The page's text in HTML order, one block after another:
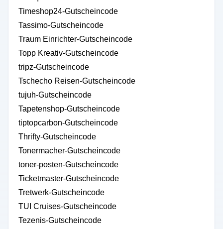
Timeshop24-Gutscheincode
Tassimo-Gutscheincode
Traum Einrichter-Gutscheincode
Topp Kreativ-Gutscheincode
tripz-Gutscheincode
Tschecho Reisen-Gutscheincode
tujuh-Gutscheincode
Tapetenshop-Gutscheincode
tiptopcarbon-Gutscheincode
Thrifty-Gutscheincode
Tonermacher-Gutscheincode
toner-posten-Gutscheincode
Ticketmaster-Gutscheincode
Tretwerk-Gutscheincode
TUI Cruises-Gutscheincode
Tezenis-Gutscheincode